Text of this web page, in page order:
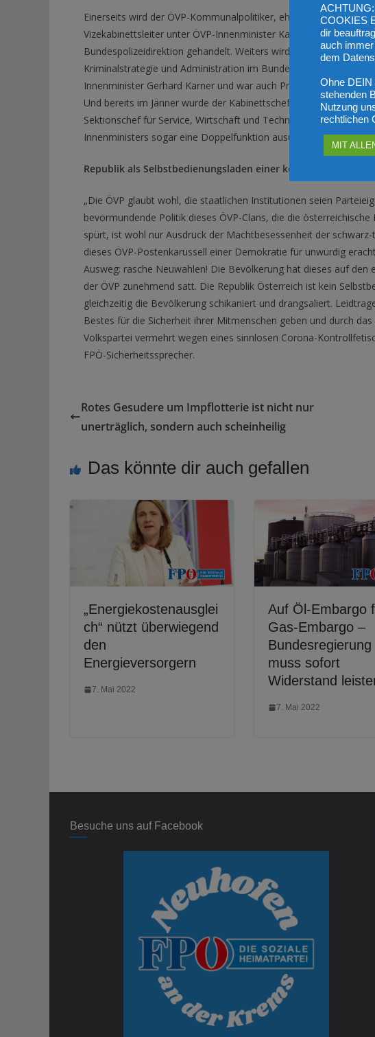
Einerseits wird der ÖVP-Kommunalpolitiker, ehemaliger
Vizekabinettsleiter unter ÖVP-Innenminister Karl Nehammer,
Bundespolizeidirektion gehandelt. Weiters wird Kabinettsmitglied
Kriminalstrategie und Administration im Bundeskriminalamt
Innenminister Gerhard Karner und war auch Pressesprecher
Und bereits im Jänner wurde der Kabinettschef der Minister
Sektionschef für Service, Wirtschaft und Technik ernannt, der nun
Innenministers sogar eine Doppelfunktion ausübt.
Republik als Selbstbedienungsladen einer korrupten Partei
„Die ÖVP glaubt wohl, die staatlichen Institutionen seien
bevormundende Politik dieses ÖVP-Clans, die die
spürt, ist wohl nur Ausdruck der Machtbesessenheit der
dieses ÖVP-Postenkarussell einer Demokratie für unwürdig
Ausweg: rasche Neuwahlen! Die Bevölkerung hat dieses auf den
der ÖVP zunehmend satt. Die Republik Österreich ist kein
gleichzeitig die Bevölkerung schikaniert und drangsaliert.
Bestes für die Sicherheit ihrer Mitmenschen geben und durch
Volkspartei vermehrt wegen eines sinnlosen Corona-
FPÖ-Sicherheitssprecher.
Rotes Gesudere um Impflotterie ist nicht nur
unerträglich, sondern auch scheinheilig
Das könnte dir auch gefallen
„Energiekostenausglei
ch“ nützt überwiegend
den
Energieversorgern
7. Mai 2022
Auf Öl-Embargo
Gas-Embargo –
Bundesregierung
muss sofort
Widerstand
7. Mai 2022
Besuche uns auf Facebook
COOKIES
dir
auch
dem
Ohne DEIN
stehenden
Nutzung
rechtlichen
MIT